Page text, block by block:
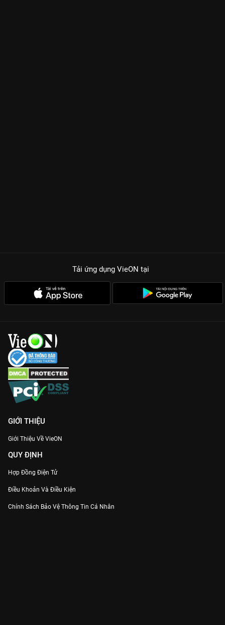
Tải ứng dụng VieON tại
GIỚI THIỆU
Giới Thiệu Về VieON
QUY ĐỊNH
Hợp Đồng Điện Tử
Điều Khoản Và Điều Kiện
Chính Sách Bảo Vệ Thông Tin Cá Nhân